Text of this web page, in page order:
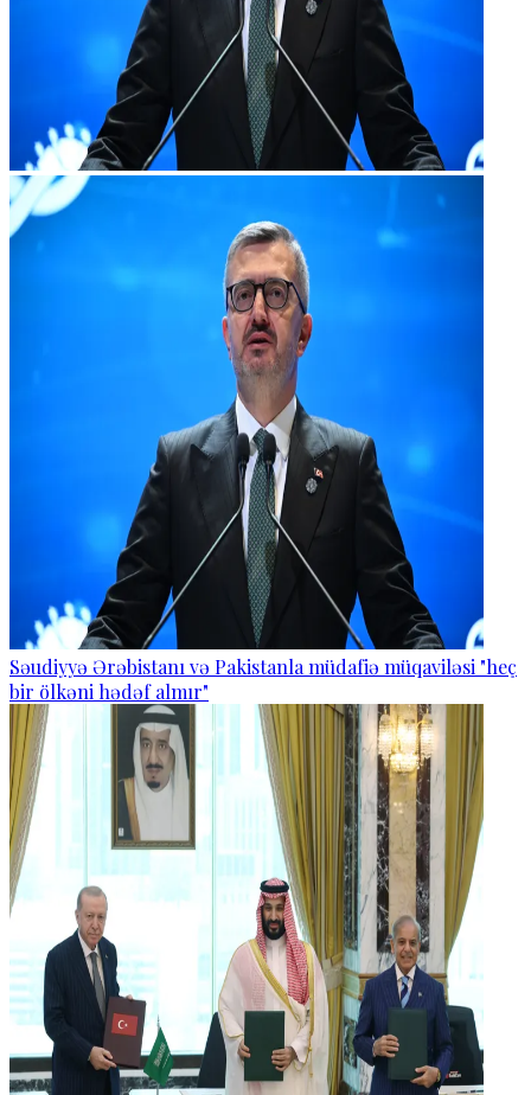
Səudiyyə Ərəbistanı və Pakistanla müdafiə müqaviləsi "heç
bir ölkəni hədəf almır"